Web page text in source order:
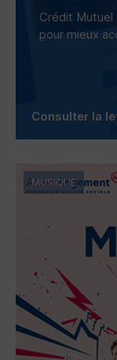
Crédit Mutuel
pour mieux
Consulter la
MUSIQUE